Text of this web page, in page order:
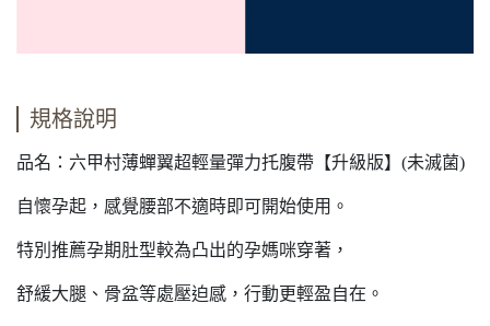
規格說明
品名：六甲村薄蟬翼超輕量彈力托腹帶【升級版】(未滅菌)
自懷孕起，感覺腰部不適時即可開始使用。
特別推薦孕期肚型較為凸出的孕媽咪穿著，
舒緩大腿、骨盆等處壓迫感，行動更輕盈自在。